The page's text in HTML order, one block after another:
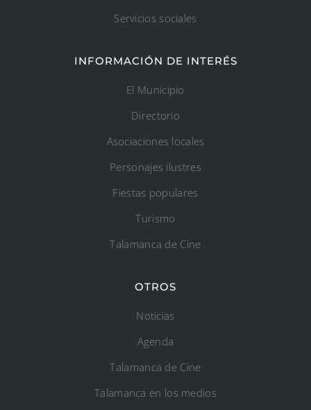
Servicios sociales
INFORMACIÓN DE INTERÉS
El Municipio
Directorio
Asociaciones locales
Personajes ilustres
Fiestas populares
Turismo
Talamanca de Cine
OTROS
Noticias
Agenda
Talamanca de Cine
Talamanca en los medios